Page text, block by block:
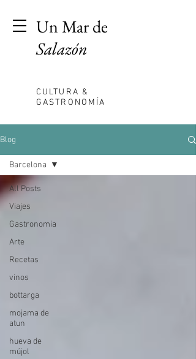
Un Mar de
Salazón
CULTURA &
GASTRONOMÍA
Blog
All Posts
Viajes
Gastronomia
Arte
Recetas
vinos
bottarga
mojama de
atun
hueva de
mújol
Barcelona